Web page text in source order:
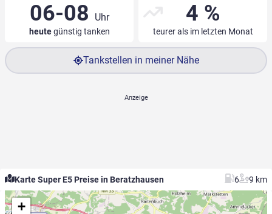
06-08 Uhr
heutegünstig tanken
4 %
teurer als im letzten Monat
Tankstellen in meiner Nähe
Karte Super E5 Preise in Beratzhausen 6 9 km
+